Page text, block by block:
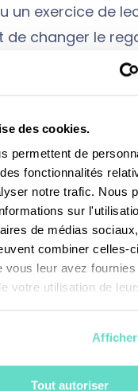
des cookies.
permettent de
fonctionnalités
notre trafic. Nous
sur
de médias
combiner celles-
vous leur avez
votre utilisation de
Tout autoriser
un exercice de
de changer le
et les malvoyants
de ce qui
Pour y
un atelier
les initie
découvrent
de
récupère des